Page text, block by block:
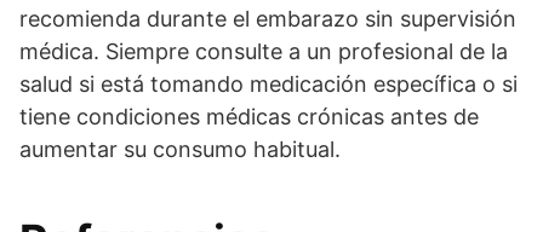
recomienda durante el embarazo sin supervisión
médica. Siempre consulte a un profesional de la
salud si está tomando medicación específica o si
tiene condiciones médicas crónicas antes de
aumentar su consumo habitual.